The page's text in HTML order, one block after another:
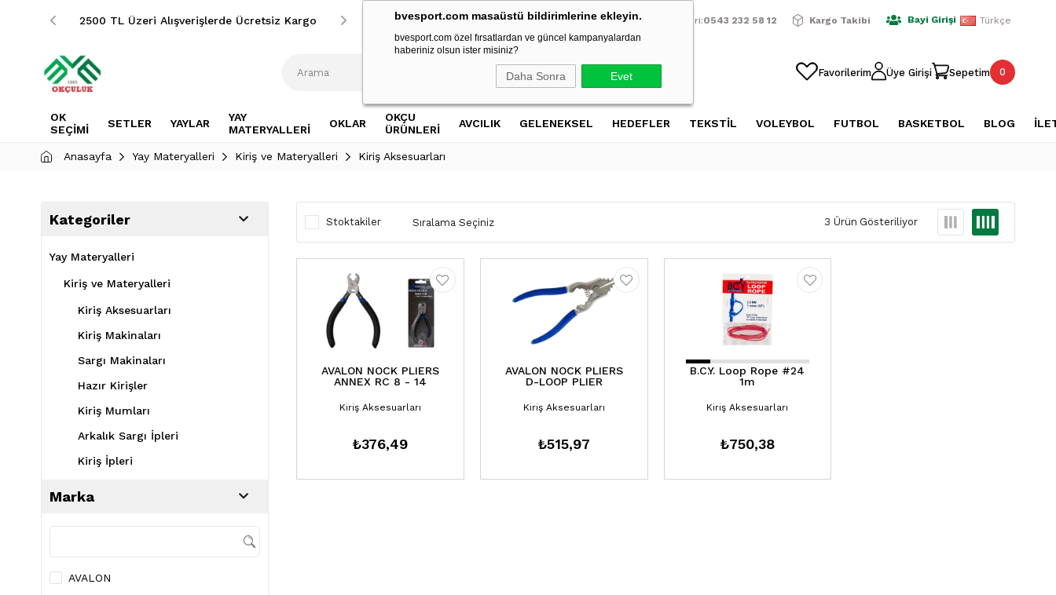
bvesport.com masaüstü bildirimlerine ekleyin.
bvesport.com özel fırsatlardan ve güncel kampanyalardan
haberiniz olsun ister misiniz?
Daha Sonra Evet
2500 TL Üzeri Alışverişlerde Ücretsiz Kargo 2500 TL Üzeri Alışverişlerde Ücretsiz Kargo 2500 TL Üzeri Alışverişlerde Ücretsiz Kargo 2500 TL Üzeri Alışverişlerde
Müşteri Hizmetleri:0543 232 58 12 Kargo Takibi Bayi Girişi Türkçe
Favorilerim Üye Girişi Sepetim 0
OK
SEÇİMİ
SETLER YAYLAR
YAY
MATERYALLERİ
OKLAR
OKÇU
ÜRÜNLERİ
AVCILIK GELENEKSEL HEDEFLER TEKSTİL VOLEYBOL FUTBOL BASKETBOL BLOG
Anasayfa Yay Materyalleri Kiriş ve Materyalleri Kiriş Aksesuarları
Kategoriler
Yay Materyalleri
Kiriş ve Materyalleri
Kiriş Aksesuarları
Kiriş Makinaları
Sargı Makinaları
Hazır Kirişler
Kiriş Mumları
Arkalık Sargı İpleri
Kiriş İpleri
Marka
AVALON
Stoktakiler 3 Ürün
AVALON NOCK PLIERS
ANNEX RC 8 - 14
Kiriş Aksesuarları
₺376,49
AVALON NOCK PLIERS
D-LOOP PLIER
Kiriş Aksesuarları
₺515,97
B.C.Y. Loop Rope #24
1m
Kiriş Aksesuarları
₺750,38